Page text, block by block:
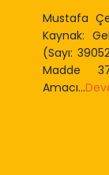
Mustafa
Kaynak:
(Sayı:
Madde
Amacı...